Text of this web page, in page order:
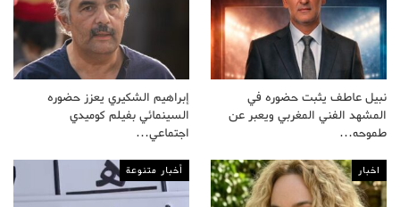
نبيل عاطف يثبت حضوره في
المشهد الفني المغربي ويعبر عن
طموحه…
إبراهيم الشكيري يعزز حضوره
السينمائي بفيلم كوميدي
اجتماعي…
اخبار أخبار متنوعة